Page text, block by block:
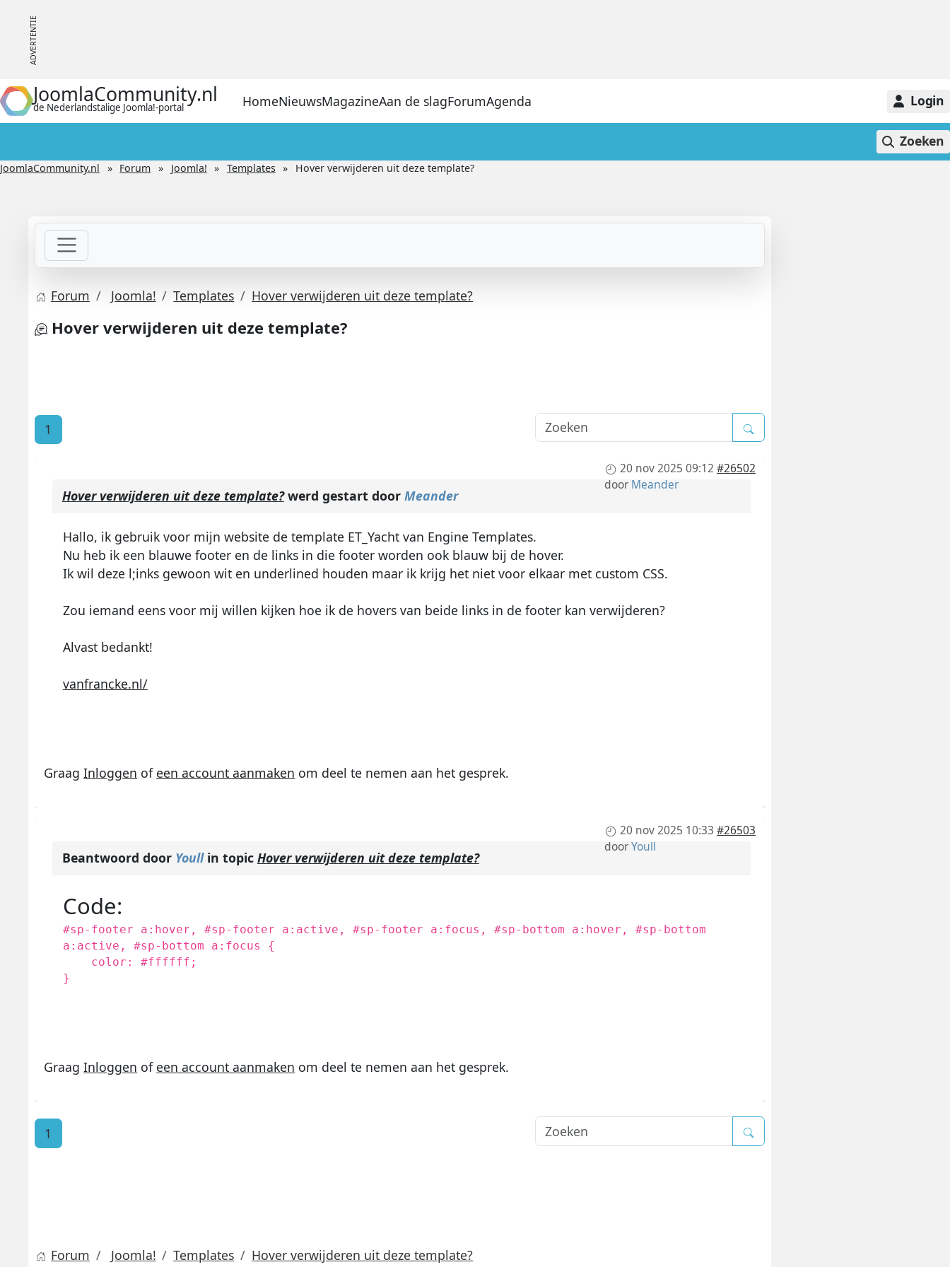
JoomlaCommunity.nl
de Nederlandstalige Joomla!-portal HomeNieuwsMagazineAan de slagForumAgenda Login
Zoeken
JoomlaCommunity.nl Forum Joomla! Templates Hover verwijderen uit deze template?
Forum Joomla! Templates Hover verwijderen uit deze template?
Hover verwijderen uit deze template?
1
20 nov 2025 09:12 #26502
doorMeander
Hover verwijderen uit deze template?werd gestart door Meander
Hallo, ik gebruik voor mijn website de template ET_Yacht van Engine Templates.
Nu heb ik een blauwe footer en de links in die footer worden ook blauw bij de hover.
Ik wil deze l;inks gewoon wit en underlined houden maar ik krijg het niet voor elkaar met custom CSS.
Zou iemand eens voor mij willen kijken hoe ik de hovers van beide links in de footer kan verwijderen?
Alvast bedankt!
vanfrancke.nl/
GraagInloggen of een account aanmaken om deel te nemen aan het gesprek.
20 nov 2025 10:33 #26503
doorYoull
Beantwoord door Youllin topic Hover verwijderen uit deze template?
Code:
#sp-footer a:hover, #sp-footer a:active, #sp-footer a:focus, #sp-bottom a:hover, #sp-bottom
a:active, #sp-bottom a:focus {
color: #ffffff;
}
GraagInloggen of een account aanmaken om deel te nemen aan het gesprek.
1
Forum Joomla! Templates Hover verwijderen uit deze template?